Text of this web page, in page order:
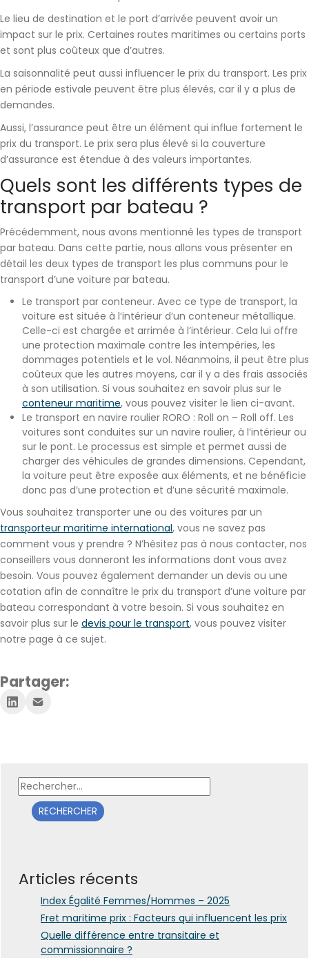
Le lieu de destination et le port d’arrivée peuvent avoir un
impact sur le prix. Certaines routes maritimes ou certains ports
et sont plus coûteux que d’autres.
La saisonnalité peut aussi influencer le prix du transport. Les prix
en période estivale peuvent être plus élevés, car il y a plus de
demandes.
Aussi, l’assurance peut être un élément qui influe fortement le
prix du transport. Le prix sera plus élevé si la couverture
d’assurance est étendue à des valeurs importantes.
Quels sont les différents types de
transport par bateau ?
Précédemment, nous avons mentionné les types de transport
par bateau. Dans cette partie, nous allons vous présenter en
détail les deux types de transport les plus communs pour le
transport d’une voiture par bateau.
Le transport par conteneur. Avec ce type de transport, la
voiture est située à l’intérieur d’un conteneur métallique.
Celle-ci est chargée et arrimée à l’intérieur. Cela lui offre
une protection maximale contre les intempéries, les
dommages potentiels et le vol. Néanmoins, il peut être plus
coûteux que les autres moyens, car il y a des frais associés
à son utilisation. Si vous souhaitez en savoir plus sur le
conteneur maritime, vous pouvez visiter le lien ci-avant.
Le transport en navire roulier RORO : Roll on – Roll off. Les
voitures sont conduites sur un navire roulier, à l’intérieur ou
sur le pont. Le processus est simple et permet aussi de
charger des véhicules de grandes dimensions. Cependant,
la voiture peut être exposée aux éléments, et ne bénéficie
donc pas d’une protection et d’une sécurité maximale.
Vous souhaitez transporter une ou des voitures par un
transporteur maritime international, vous ne savez pas
comment vous y prendre ? N’hésitez pas à nous contacter, nos
conseillers vous donneront les informations dont vous avez
besoin. Vous pouvez également demander un devis ou une
cotation afin de connaître le prix du transport d’une voiture par
bateau correspondant à votre besoin. Si vous souhaitez en
savoir plus sur le devis pour le transport, vous pouvez visiter
notre page à ce sujet.
Partager:
Rechercher :
Articles récents
Index Égalité Femmes/Hommes – 2025
Fret maritime prix : Facteurs qui influencent les prix
Quelle différence entre transitaire et
commissionnaire ?